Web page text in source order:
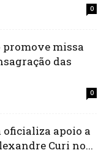
0
promove missa
das
0
oficializa apoio a
Curi no...